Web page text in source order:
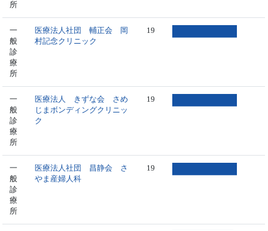
所
一
般
診
療
所
医療法人社団 輔正会 岡
村記念クリニック
19
一
般
診
療
所
医療法人 きずな会 さめ
じまボンディングクリニッ
ク
19
一
般
診
療
所
医療法人社団 昌静会 さ
やま産婦人科
19